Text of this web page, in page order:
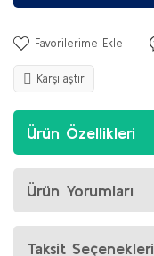
Karşılaştır
Ürün Özellikleri
Ürün Yorumları
Taksit Seçenekleri